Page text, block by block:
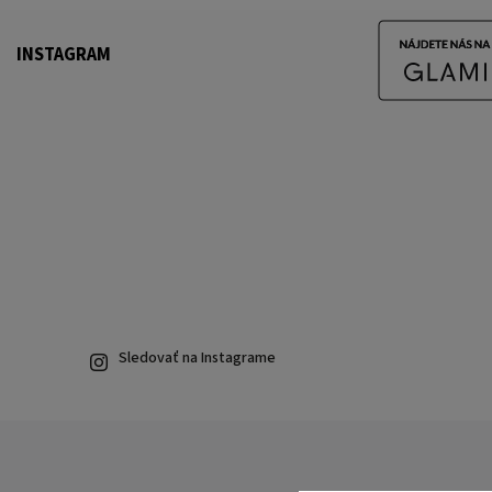
INSTAGRAM
Sledovať na Instagrame